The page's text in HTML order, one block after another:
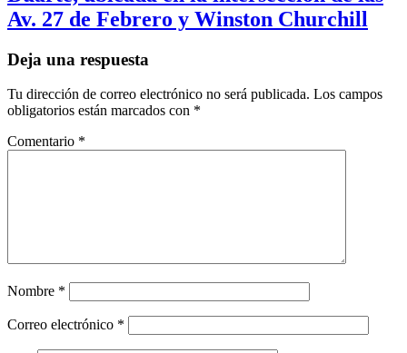
Av. 27 de Febrero y Winston Churchill
Deja una respuesta
Tu dirección de correo electrónico no será publicada. Los campos
obligatorios están marcados con *
Comentario *
Nombre *
Correo electrónico *